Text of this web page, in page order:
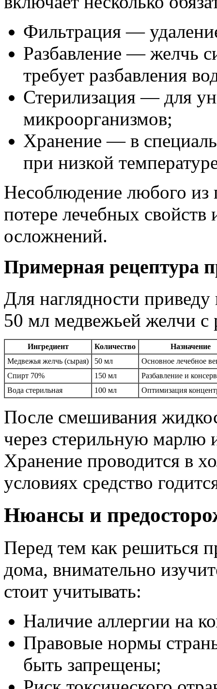
Фильтрация —
Разбавление — желчь
требует разбавления
Стерилизация — для
микроорганизмов;
Хранение — в
при низкой
Несоблюдение любого из
потере лечебных
осложнений.
Примерная рецептура
Для наглядности
50 мл медвежьей желчи с
Ингредиент Количество
Назначение
Медвежья желчь (сырая)
50 мл
Основное лечебное
Спирт 70%
150 мл
Разбавление и
Вода стерильная
100 мл Оптимизация
После смешивания
через стерильную
Хранение проводится в
условиях средство
Нюансы и
Перед тем как решиться
дома, внимательно
стоит учитывать:
Наличие аллергии на
Правовые нормы
быть запрещены;